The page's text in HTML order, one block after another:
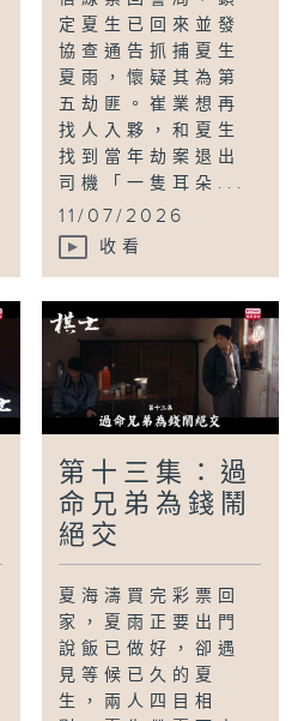
定夏生已回來並發
協查通告抓捕夏生
夏雨，懷疑其為第
五劫匪。崔業想再
找人入夥，和夏生
找到當年劫案退出
司機「一隻耳朵...
11/07/2026
收看
第十三集：過
命兄弟為錢鬧
絕交
夏海濤買完彩票回
家，夏雨正要出門
說飯已做好，卻遇
見等候已久的夏
生，兩人四目相